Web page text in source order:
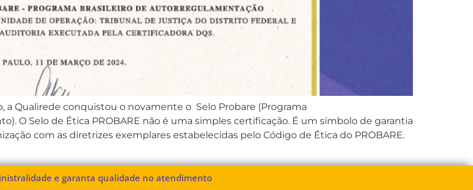
a Qualirede conquistou o novamente o Selo Probare (Programa
O Selo de Ética PROBARE não é uma simples certificação. É um símbolo de garantia
com as diretrizes exemplares estabelecidas pelo Código de Ética do PROBARE.
e garanta qualidade no atendimento